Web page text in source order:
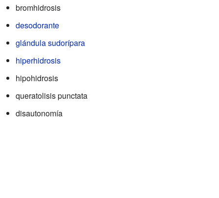
bromhidrosis
desodorante
glándula sudorípara
hiperhidrosis
hipohidrosis
queratolisis punctata
disautonomía